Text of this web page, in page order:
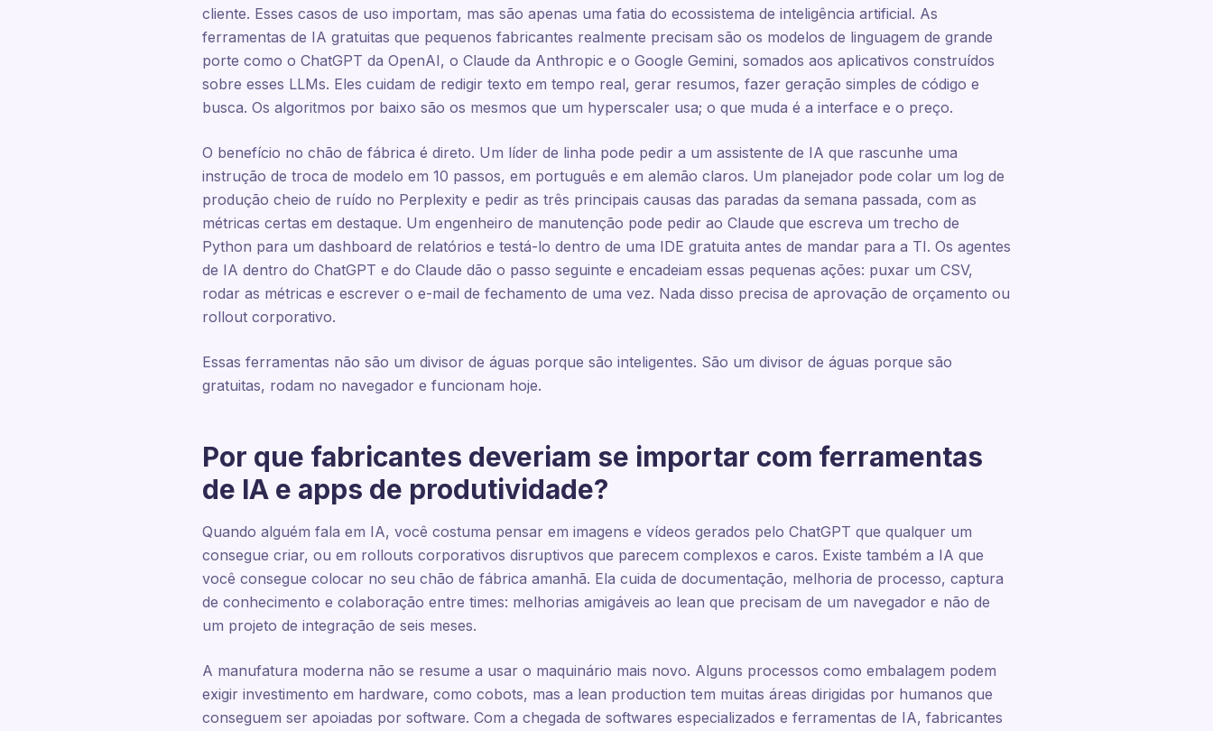
cliente. Esses casos de uso importam, mas são apenas uma fatia do ecossistema de inteligência artificial. As
ferramentas de IA gratuitas que pequenos fabricantes realmente precisam são os modelos de linguagem de grande
porte como o ChatGPT da OpenAI, o Claude da Anthropic e o Google Gemini, somados aos aplicativos construídos
sobre esses LLMs. Eles cuidam de redigir texto em tempo real, gerar resumos, fazer geração simples de código e
busca. Os algoritmos por baixo são os mesmos que um hyperscaler usa; o que muda é a interface e o preço.
O benefício no chão de fábrica é direto. Um líder de linha pode pedir a um assistente de IA que rascunhe uma
instrução de troca de modelo em 10 passos, em português e em alemão claros. Um planejador pode colar um log de
produção cheio de ruído no Perplexity e pedir as três principais causas das paradas da semana passada, com as
métricas certas em destaque. Um engenheiro de manutenção pode pedir ao Claude que escreva um trecho de
Python para um dashboard de relatórios e testá-lo dentro de uma IDE gratuita antes de mandar para a TI. Os agentes
de IA dentro do ChatGPT e do Claude dão o passo seguinte e encadeiam essas pequenas ações: puxar um CSV,
rodar as métricas e escrever o e-mail de fechamento de uma vez. Nada disso precisa de aprovação de orçamento ou
rollout corporativo.
Essas ferramentas não são um divisor de águas porque são inteligentes. São um divisor de águas porque são
gratuitas, rodam no navegador e funcionam hoje.
Por que fabricantes deveriam se importar com ferramentas
de IA e apps de produtividade?
Quando alguém fala em IA, você costuma pensar em imagens e vídeos gerados pelo ChatGPT que qualquer um
consegue criar, ou em rollouts corporativos disruptivos que parecem complexos e caros. Existe também a IA que
você consegue colocar no seu chão de fábrica amanhã. Ela cuida de documentação, melhoria de processo, captura
de conhecimento e colaboração entre times: melhorias amigáveis ao lean que precisam de um navegador e não de
um projeto de integração de seis meses.
A manufatura moderna não se resume a usar o maquinário mais novo. Alguns processos como embalagem podem
exigir investimento em hardware, como cobots, mas a lean production tem muitas áreas dirigidas por humanos que
conseguem ser apoiadas por software. Com a chegada de softwares especializados e ferramentas de IA, fabricantes